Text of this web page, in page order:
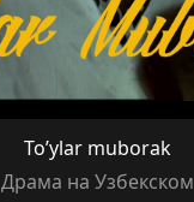
To’ylar muborak
Драма на Узбекском